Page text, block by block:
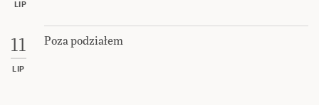
LIP
11
LIP
Poza podziałem